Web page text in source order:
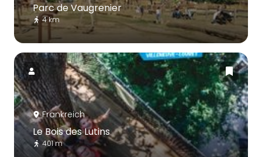
Parc de Vaugrenier
4 km
Frankreich
Le Bois des Lutins
401 m